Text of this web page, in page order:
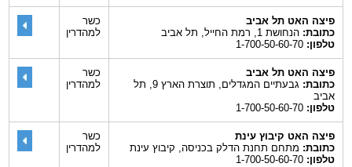
פיצה האט תל אביב
כתובת:הנחושת 1, רמת החייל, תל אביב
טלפון:1-700-50-60-70
כשר
למהדרין
פיצה האט תל אביב
כתובת:
גבעתיים המגדלים, תוצרת הארץ 9, תל
אביב
טלפון:1-700-50-60-70
כשר
למהדרין
פיצה האט קיבוץ עינת
כתובת:מתחם תחנת הדלק בכניסה, קיבוץ עינת
טלפון:1-700-50-60-70
כשר
למהדרין